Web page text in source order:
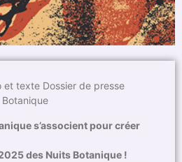
texte Dossier de presse
Botanique
s’associent pour créer
des Nuits Botanique !